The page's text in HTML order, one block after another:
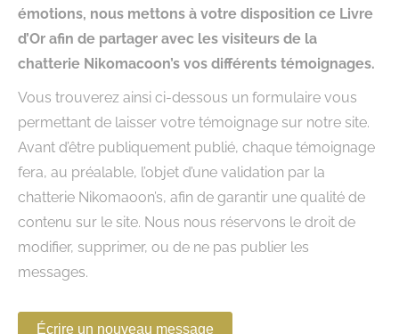
émotions, nous mettons à votre disposition ce Livre
d’Or afin de partager avec les visiteurs de la
chatterie Nikomacoon’s vos différents témoignages.
Vous trouverez ainsi ci-dessous un formulaire vous
permettant de laisser votre témoignage sur notre site.
Avant d’être publiquement publié, chaque témoignage
fera, au préalable, l’objet d’une validation par la
chatterie Nikomaoon’s, afin de garantir une qualité de
contenu sur le site. Nous nous réservons le droit de
modifier, supprimer, ou de ne pas publier les
messages.